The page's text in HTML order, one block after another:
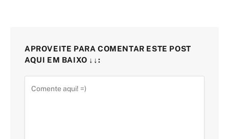
APROVEITE PARA COMENTAR ESTE POST
AQUI EM BAIXO ↓↓: